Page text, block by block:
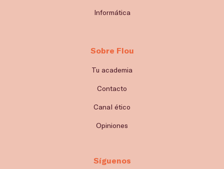
Informática
Sobre Flou
Tu academia
Contacto
Canal ético
Opiniones
Síguenos